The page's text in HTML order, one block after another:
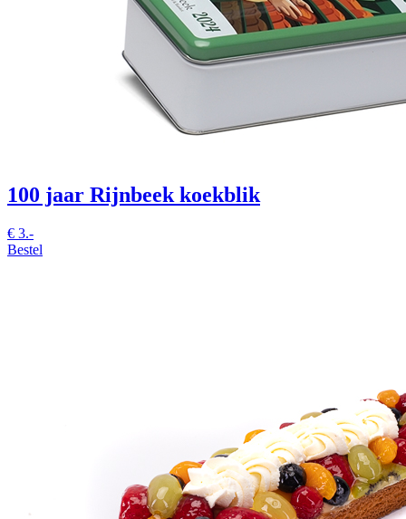
100 jaar Rijnbeek koekblik
€ 3.-
Bestel